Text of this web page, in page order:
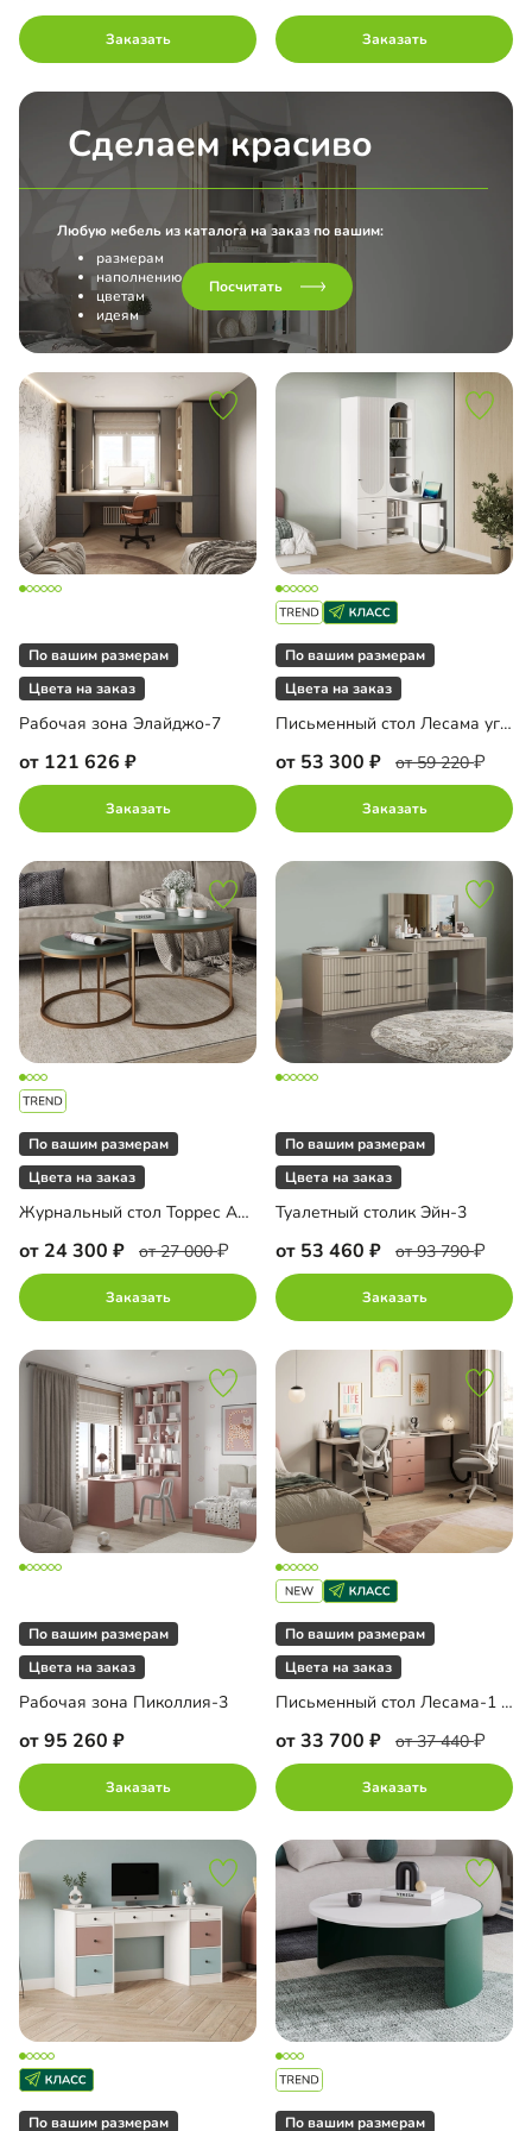
Заказать Заказать
Сделаем красиво
Любую мебель из каталога на заказ по вашим:
размерам
наполнению
цветам
идеям
Посчитать
По вашим размерам
Цвета на заказ
Рабочая зона Элайджо-7
от 121 626
Заказать
По вашим размерам
Цвета на заказ
Письменный стол Лесама угловой
от 53 300 от 59 220
Заказать
По вашим размерам
Цвета на заказ
Журнальный стол Торрес Арнави
от 24 300 от 27 000
Заказать
По вашим размерам
Цвета на заказ
Туалетный столик Эйн-3
от 53 460 от 93 790
Заказать
По вашим размерам
Цвета на заказ
Рабочая зона Пиколлия-3
от 95 260
Заказать
По вашим размерам
Цвета на заказ
Письменный стол Лесама-1 для двоих
от 33 700 от 37 440
Заказать
По вашим размерам По вашим размерам